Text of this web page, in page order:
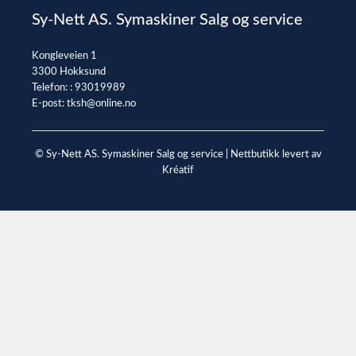
Sy-Nett AS. Symaskiner Salg og service
Kongleveien 1
3300 Hokksund
Telefon: : 93019989
E-post: tksh@online.no
© Sy-Nett AS. Symaskiner Salg og service |
Nettbutikk levert av
Kréatif